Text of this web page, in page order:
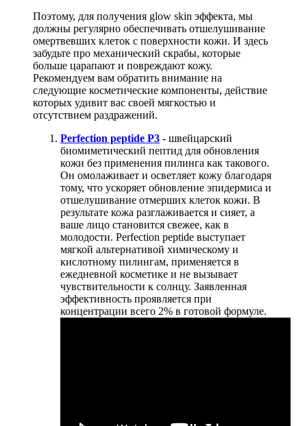
Поэтому, для получения glow skin эффекта, мы
должны регулярно обеспечивать отшелушивание
омертвевших клеток с поверхности кожи. И здесь
забудьте про механический скрабы, которые
больше царапают и повреждают кожу.
Рекомендуем вам обратить внимание на
следующие косметические компоненты, действие
которых удивит вас своей мягкостью и
отсутствием раздражений.
Perfection peptide P3 - швейцарский
биомиметический пептид для обновления
кожи без применения пилинга как такового.
Он омолаживает и осветляет кожу благодаря
тому, что ускоряет обновление эпидермиса и
отшелушивание отмерших клеток кожи. В
результате кожа разглаживается и сияет, а
ваше лицо становится свежее, как в
молодости. Perfection peptide выступает
мягкой альтернативой химическому и
кислотному пилингам, применяется в
ежедневной косметике и не вызывает
чувствительности к солнцу. Заявленная
эффективность проявляется при
концентрации всего 2% в готовой формуле.